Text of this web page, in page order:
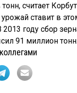
считает
ставит в
2013 году сбор
91 миллион тонн.